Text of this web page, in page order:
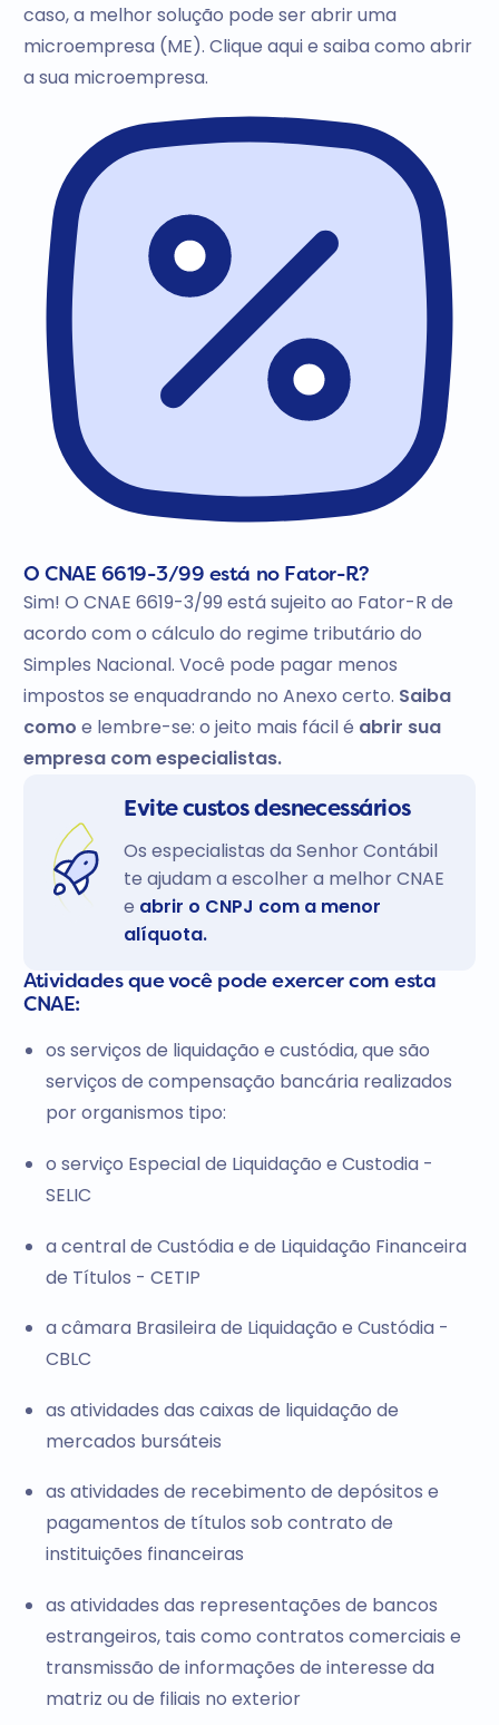
caso, a melhor solução pode ser abrir uma
microempresa (ME). Clique aqui e saiba como abrir
a sua microempresa.
O CNAE 6619-3/99 está no Fator-R?
Sim! O CNAE 6619-3/99 está sujeito ao Fator-R de
acordo com o cálculo do regime tributário do
Simples Nacional. Você pode pagar menos
impostos se enquadrando no Anexo certo. Saiba
como e lembre-se: o jeito mais fácil é abrir sua
empresa com especialistas.
Evite custos desnecessários
Os especialistas da Senhor Contábil
te ajudam a escolher a melhor CNAE
e abrir o CNPJ com a menor
alíquota.
Atividades que você pode exercer com esta
CNAE:
os serviços de liquidação e custódia, que são
serviços de compensação bancária realizados
por organismos tipo:
o serviço Especial de Liquidação e Custodia -
SELIC
a central de Custódia e de Liquidação Financeira
de Títulos - CETIP
a câmara Brasileira de Liquidação e Custódia -
CBLC
as atividades das caixas de liquidação de
mercados bursáteis
as atividades de recebimento de depósitos e
pagamentos de títulos sob contrato de
instituições financeiras
as atividades das representações de bancos
estrangeiros, tais como contratos comerciais e
transmissão de informações de interesse da
matriz ou de filiais no exterior